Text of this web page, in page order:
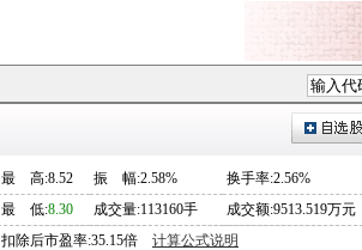
最 高:8.52 振 幅:2.58%
换手率:2.56%
最 低:8.30 成交量:113160手
成交额:9513.519万元
扣除后市盈率:35.15倍
计算公式说明